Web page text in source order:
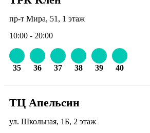
пр-т Мира, 51, 1 этаж
10:00 - 20:00
35 36 37 38 39 40
ТЦ Апельсин
ул. Школьная, 1Б, 2 этаж